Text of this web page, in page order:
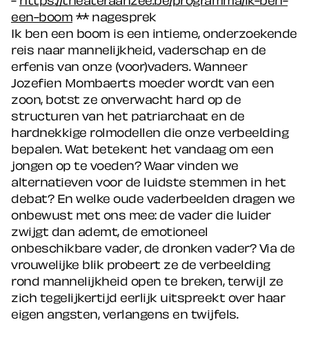
een-boom ** nagesprek
Ik ben een boom is een intieme, onderzoekende
reis naar mannelijkheid, vaderschap en de
erfenis van onze (voor)vaders. Wanneer
Jozefien Mombaerts moeder wordt van een
zoon, botst ze onverwacht hard op de
structuren van het patriarchaat en de
hardnekkige rolmodellen die onze verbeelding
bepalen. Wat betekent het vandaag om een
jongen op te voeden? Waar vinden we
alternatieven voor de luidste stemmen in het
debat? En welke oude vaderbeelden dragen we
onbewust met ons mee: de vader die luider
zwijgt dan ademt, de emotioneel
onbeschikbare vader, de dronken vader? Via de
vrouwelijke blik probeert ze de verbeelding
rond mannelijkheid open te breken, terwijl ze
zich tegelijkertijd eerlijk uitspreekt over haar
eigen angsten, verlangens en twijfels.